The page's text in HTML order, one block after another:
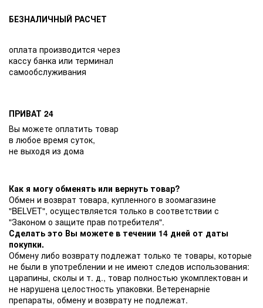
БЕЗНАЛИЧНЫЙ РАСЧЕТ
оплата производится через
кассу банка или терминал
самообслуживания
ПРИВАТ 24
Вы можете оплатить товар
в любое время суток,
не выходя из дома
Как я могу обменять или вернуть товар?
Обмен и возврат товара, купленного в зоомагазине
"BELVET", осуществляется только в соответствии с
"Законом о защите прав потребителя".
Сделать это Вы можете в течении 14 дней от даты
покупки.
Обмену либо возврату подлежат только те товары, которые
не были в употреблении и не имеют следов использования:
царапины, сколы и т. д., товар полностью укомплектован и
не нарушена целостность упаковки. Ветеренарніе
препараты, обмену и возврату не подлежат.